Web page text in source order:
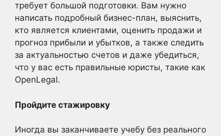
требует большой подготовки. Вам нужно
написать подробный бизнес-план, выяснить,
кто является клиентами, оценить продажи и
прогноз прибыли и убытков, а также следить
за актуальностью счетов и даже убедиться,
что у вас есть правильные юристы, такие как
OpenLegal.
Пройдите стажировку
Иногда вы заканчиваете учебу без реального